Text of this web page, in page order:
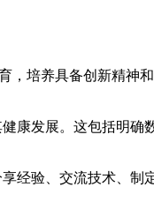
，培养具备创新精神
康发展。这包括明确
经验、交流技术、制